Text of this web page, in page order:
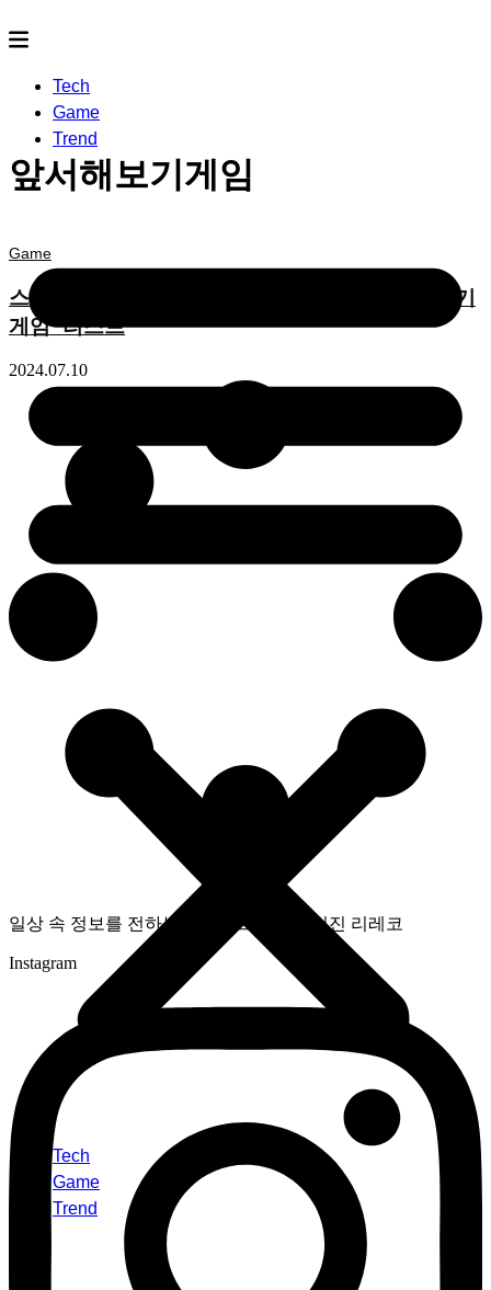
Tech
Game
Trend
Tech
Game
Trend
앞서해보기게임
Game
스팀 게임 추천 5개 | 스팀 긍정적 평가 ‘앞서 해보기
게임’ 리스트
2024.07.10
일상 속 정보를 전하는 라이프스타일 매거진 리레코
Instagram